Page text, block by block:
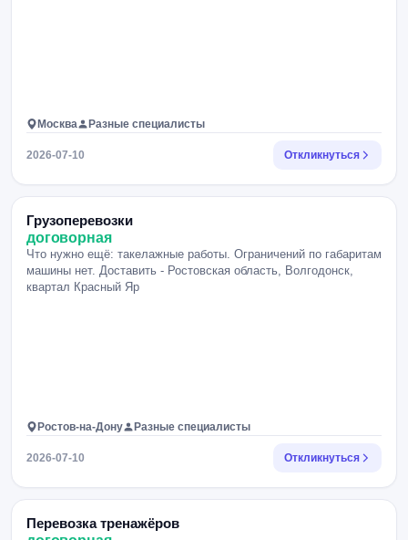
Москва Разные специалисты
2026-07-10 Откликнуться
Грузоперевозки
договорная
Что нужно ещё: такелажные работы. Ограничений по габаритам
машины нет. Доставить - Ростовская область, Волгодонск,
квартал Красный Яр
Ростов-на-Дону Разные специалисты
2026-07-10 Откликнуться
Перевозка тренажёров